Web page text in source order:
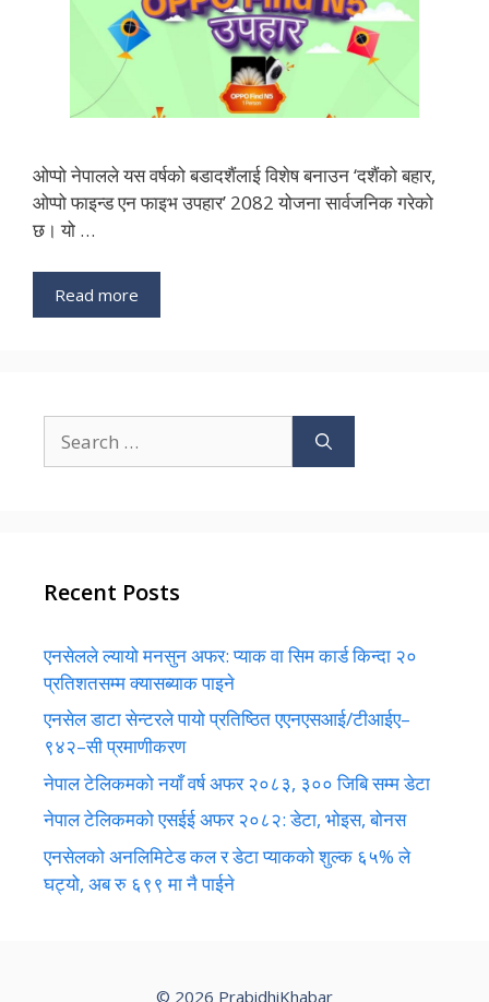
ओप्पो नेपालले यस वर्षको बडादशैंलाई विशेष बनाउन ‘दशैंको बहार,
ओप्पो फाइन्ड एन फाइभ उपहार’ 2082 योजना सार्वजनिक गरेको
छ। यो …
Read more
for:
Recent Posts
एनसेलले ल्यायो मनसुन अफर: प्याक वा सिम कार्ड किन्दा २०
प्रतिशतसम्म क्यासब्याक पाइने
एनसेल डाटा सेन्टरले पायो प्रतिष्ठित एएनएसआई/टीआईए–
९४२–सी प्रमाणीकरण
नेपाल टेलिकमको नयाँ वर्ष अफर २०८३, ३०० जिबि सम्म डेटा
नेपाल टेलिकमको एसईई अफर २०८२: डेटा, भोइस, बोनस
एनसेलको अनलिमिटेड कल र डेटा प्याकको शुल्क ६५% ले
घट्यो, अब रु ६९९ मा नै पाईने
© 2026 PrabidhiKhabar